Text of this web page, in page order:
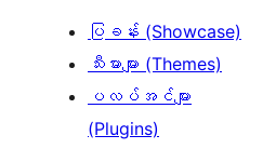
ပြခန်း (Showcase)
သီးမားများ (Themes)
ပလပ်အင်များ
(Plugins)